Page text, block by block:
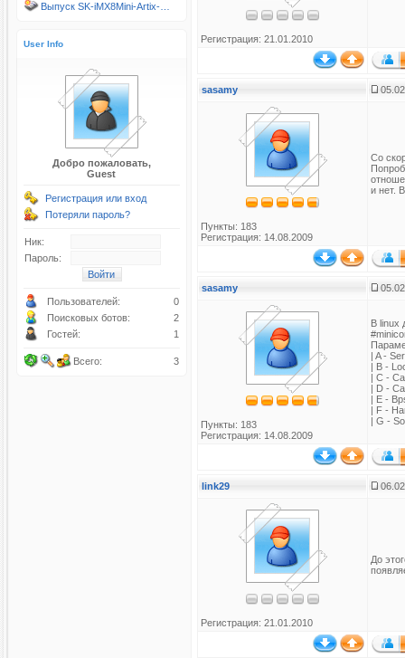
Выпуск SK-iMX8Mini-Artix-…
User Info
Добро пожаловать,
Guest
Регистрация или вход
Потеряли пароль?
Ник:
Пароль:
Пользователей:
0
Поисковых ботов:
2
Гостей:
1
Всего: 3
Регистрация: 21.01.2010
sasamy
Пункты: 183
Регистрация: 14.08.2009
Со
и нет.
sasamy
Пункты: 183
Регистрация: 14.08.2009
В linux
| A -
| B -
| C -
| D -
| E -
| F -
| G -
link29
Регистрация: 21.01.2010
До